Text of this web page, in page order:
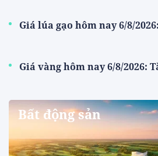
Giá lúa gạo hôm nay 6/8/
Giá vàng hôm nay 6/8/2026:
Bất động sản